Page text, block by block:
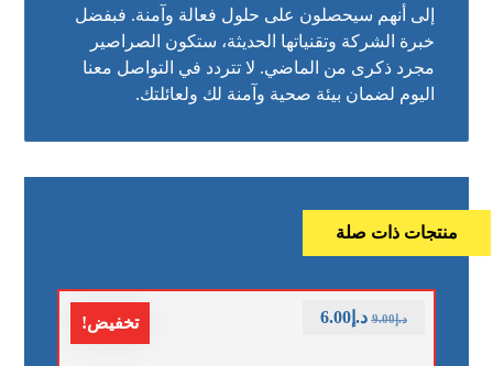
إلى أنهم سيحصلون على حلول فعالة وآمنة. فبفضل
خبرة الشركة وتقنياتها الحديثة، ستكون الصراصير
مجرد ذكرى من الماضي. لا تتردد في التواصل معنا
اليوم لضمان بيئة صحية وآمنة لك ولعائلتك.
منتجات ذات صلة
تخفيض! د.إ9.00 د.إ6.00